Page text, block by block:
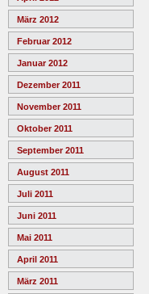
März 2012
Februar 2012
Januar 2012
Dezember 2011
November 2011
Oktober 2011
September 2011
August 2011
Juli 2011
Juni 2011
Mai 2011
April 2011
März 2011